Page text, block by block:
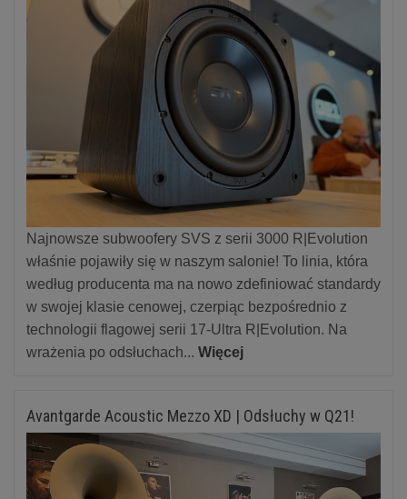
Najnowsze subwoofery SVS z serii 3000 R|Evolution
właśnie pojawiły się w naszym salonie! To linia, która
według producenta ma na nowo zdefiniować standardy
w swojej klasie cenowej, czerpiąc bezpośrednio z
technologii flagowej serii 17-Ultra R|Evolution. Na
wrażenia po odsłuchach... Więcej
Avantgarde Acoustic Mezzo XD | Odsłuchy w Q21!